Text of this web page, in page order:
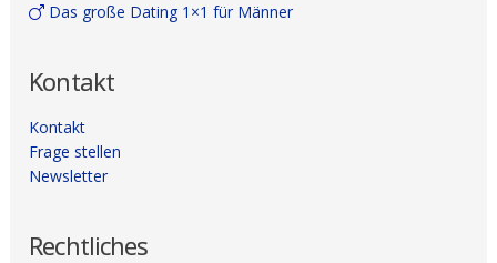
Das große Dating 1×1 für Männer
Kontakt
Kontakt
Frage stellen
Newsletter
Rechtliches